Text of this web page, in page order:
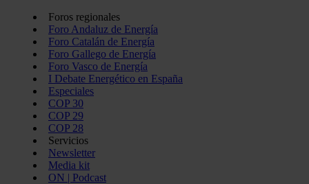
Foros regionales
Foro Andaluz de Energía
Foro Catalán de Energía
Foro Gallego de Energía
Foro Vasco de Energía
I Debate Energético en España
Especiales
COP 30
COP 29
COP 28
Servicios
Newsletter
Media kit
ON | Podcast